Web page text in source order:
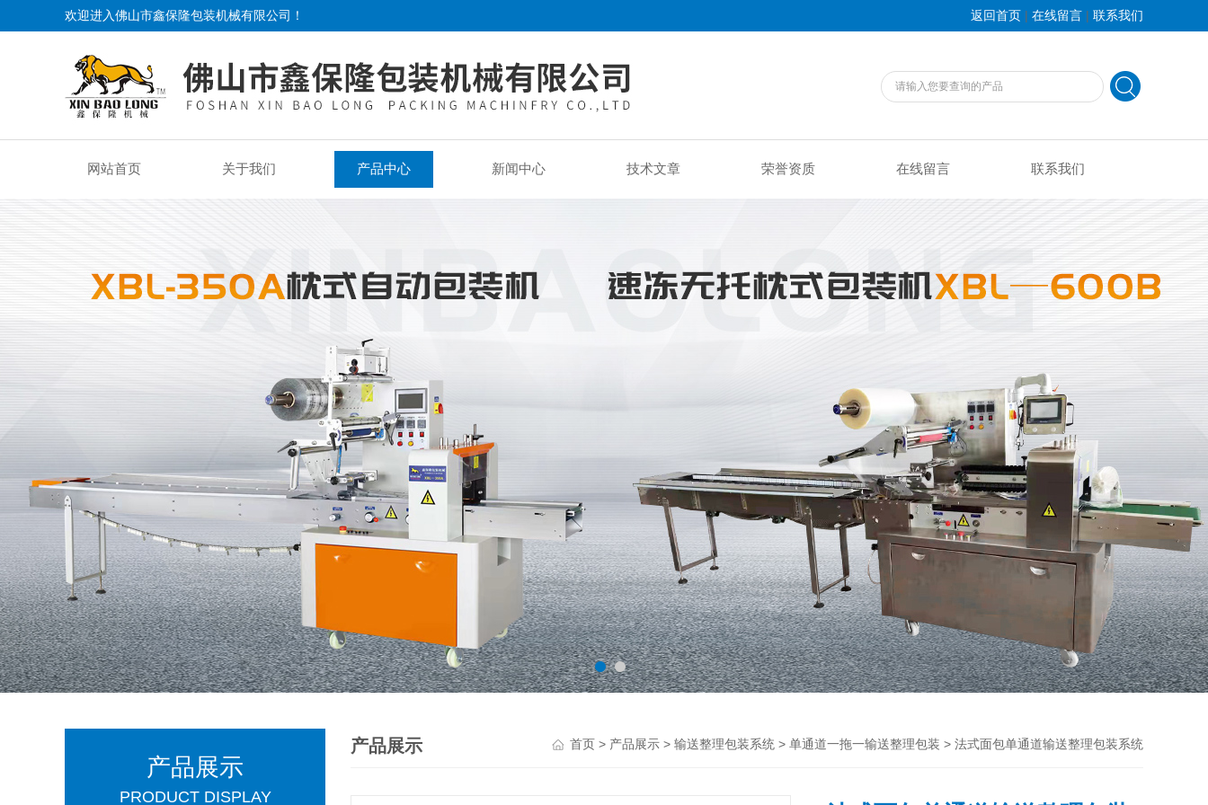
欢迎进入佛山市鑫保隆包装机械有限公司！ 返回首页 | 在线留言 | 联系我们
网站首页 关于我们 产品中心 新闻中心 技术文章 荣誉资质 在线留言 联系我们
产品展示
PRODUCT DISPLAY
产品展示 首页 > 产品展示 > 输送整理包装系统 > 单通道一拖一输送整理包装 > 法式面包单通道输送整理包装系统